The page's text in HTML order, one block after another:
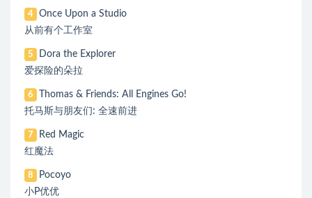
4
Once Upon a Studio
从前有个工作室
5
Dora the Explorer
爱探险的朵拉
6
Thomas & Friends: All Engines Go!
托马斯与朋友们: 全速前进
7
Red Magic
红魔法
8
Pocoyo
小P优优